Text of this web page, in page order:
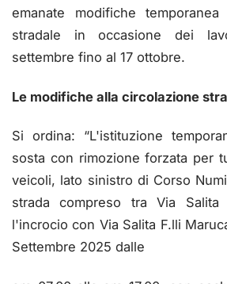
emanate modifiche
stradale in occasione dei
settembre fino al 17 ottobre.
Le modifiche alla circolazione
Si ordina: “L'istituzione
sosta con rimozione forzata per
veicoli, lato sinistro di Corso
strada compreso tra Via Salita
l'incrocio con Via Salita F.lli
Settembre 2025 dalle